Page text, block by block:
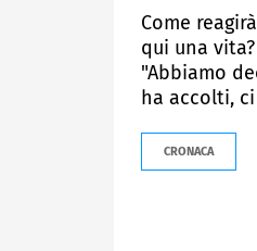
Come
qui una
"Abbiamo
ha accolti,
CRONACA